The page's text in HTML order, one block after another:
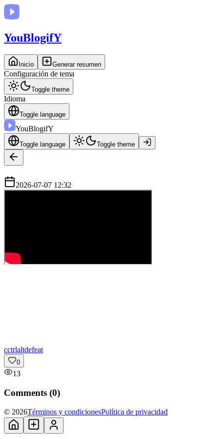
YouBlogifY
Inicio Generar resumen
Configuración de tema
Toggle theme
Idioma
Toggle language
YouBlogifY
Toggle language Toggle theme
2026-07-07 12:32
cctrlaltdefeat
0
13
Comments (0)
© 2026Términos y condicionesPolítica de privacidad